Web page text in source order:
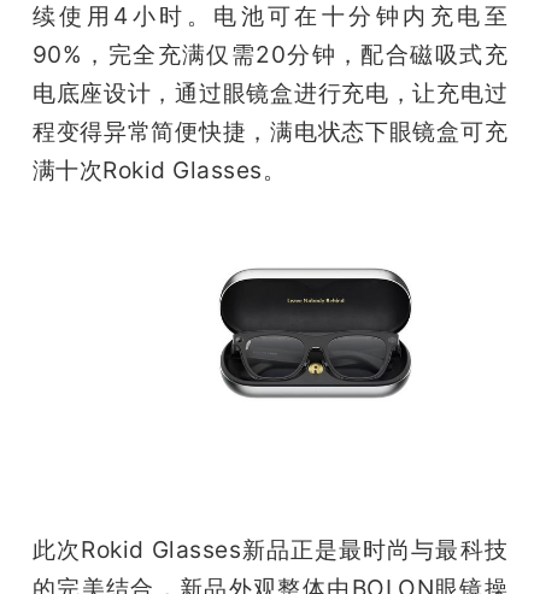
续使用4小时。电池可在十分钟内充电至
90%，完全充满仅需20分钟，配合磁吸式充
电底座设计，通过眼镜盒进行充电，让充电过
程变得异常简便快捷，满电状态下眼镜盒可充
满十次Rokid Glasses。
此次Rokid Glasses新品正是最时尚与最科技
的完美结合，新品外观整体由BOLON眼镜操